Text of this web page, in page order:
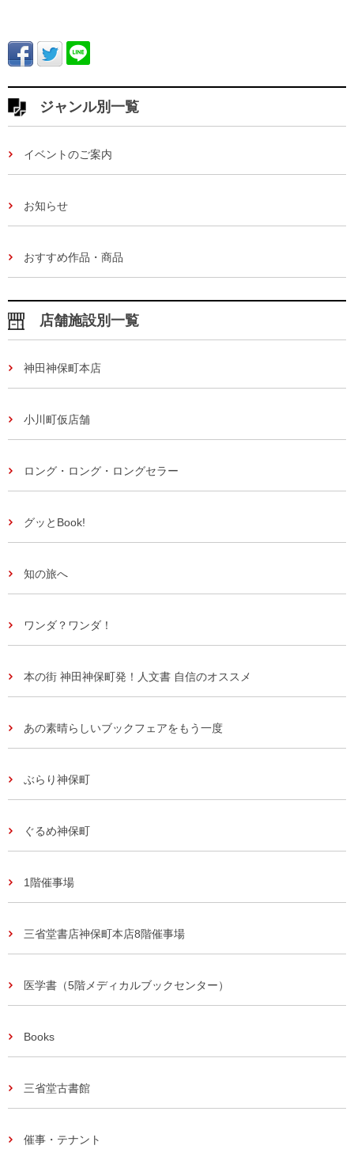
ジャンル別一覧
イベントのご案内
お知らせ
おすすめ作品・商品
店舗施設別一覧
神田神保町本店
小川町仮店舗
ロング・ロング・ロングセラー
グッとBook!
知の旅へ
ワンダ？ワンダ！
本の街 神田神保町発！人文書 自信のオススメ
あの素晴らしいブックフェアをもう一度
ぶらり神保町
ぐるめ神保町
1階催事場
三省堂書店神保町本店8階催事場
医学書（5階メディカルブックセンター）
Books
三省堂古書館
催事・テナント